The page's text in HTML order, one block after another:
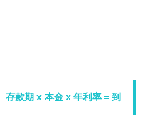
存款期 x 本金 x 年利率 = 到